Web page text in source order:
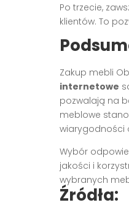
Po trzecie,
klientów. To
Zakup mebli
internetowe
pozwalają na
meblowe
wiarygodności
Wybór
jakości i
wybranych
Źródła: